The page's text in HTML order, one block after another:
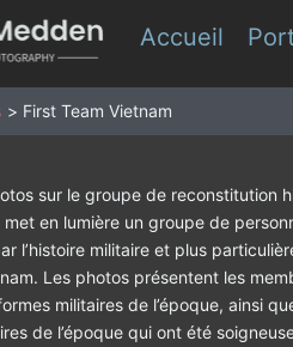
Accueil
First Team Vietnam
sur le groupe de reconstitution
met en lumière un groupe de
l’histoire militaire et plus
Les photos présentent les
militaires de l’époque, ainsi
de l’époque qui ont été